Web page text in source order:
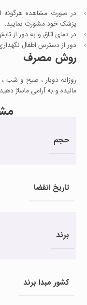
در صورت مشاهده هرگونه
پزشک خود مشورت نمایید.
در دمای اتاق و به دور از
دور از دسترس اطفال
روش مصرف
روزانه دوبار ، صبح و
مالیده و به آرامی ماساژ
حجم
تاریخ انقضا
برند
کشور مبدا برند